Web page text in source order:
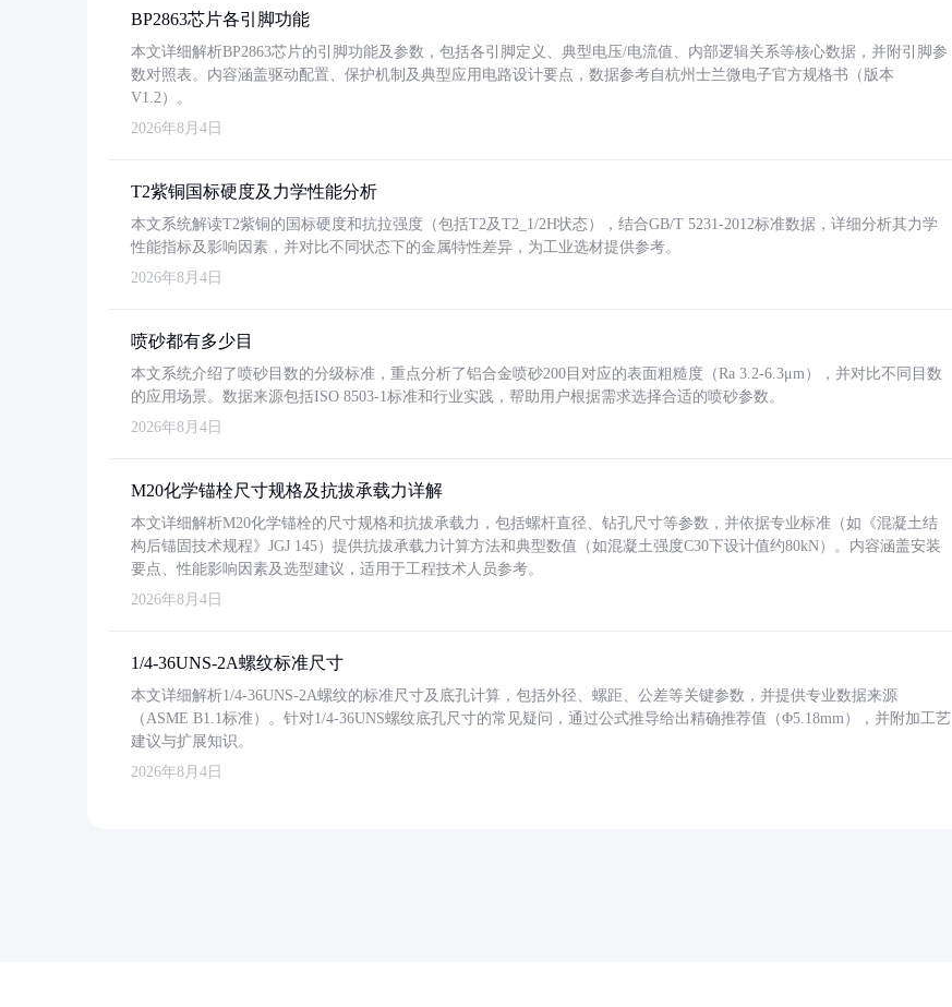
BP2863芯片各引脚功能
本文详细解析BP2863芯片的引脚功能及参数，包括各引脚定义、典型电压/电流值、内部逻辑关系等核心数据，并附引脚参
数对照表。内容涵盖驱动配置、保护机制及典型应用电路设计要点，数据参考自杭州士兰微电子官方规格书（版本
V1.2）。
2026年8月4日
T2紫铜国标硬度及力学性能分析
本文系统解读T2紫铜的国标硬度和抗拉强度（包括T2及T2_1/2H状态），结合GB/T 5231-2012标准数据，详细分析其力学
性能指标及影响因素，并对比不同状态下的金属特性差异，为工业选材提供参考。
2026年8月4日
喷砂都有多少目
本文系统介绍了喷砂目数的分级标准，重点分析了铝合金喷砂200目对应的表面粗糙度（Ra 3.2-6.3μm），并对比不同目数
的应用场景。数据来源包括ISO 8503-1标准和行业实践，帮助用户根据需求选择合适的喷砂参数。
2026年8月4日
M20化学锚栓尺寸规格及抗拔承载力详解
本文详细解析M20化学锚栓的尺寸规格和抗拔承载力，包括螺杆直径、钻孔尺寸等参数，并依据专业标准（如《混凝土结
构后锚固技术规程》JGJ 145）提供抗拔承载力计算方法和典型数值（如混凝土强度C30下设计值约80kN）。内容涵盖安装
要点、性能影响因素及选型建议，适用于工程技术人员参考。
2026年8月4日
1/4-36UNS-2A螺纹标准尺寸
本文详细解析1/4-36UNS-2A螺纹的标准尺寸及底孔计算，包括外径、螺距、公差等关键参数，并提供专业数据来源
（ASME B1.1标准）。针对1/4-36UNS螺纹底孔尺寸的常见疑问，通过公式推导给出精确推荐值（Φ5.18mm），并附加工艺
建议与扩展知识。
2026年8月4日